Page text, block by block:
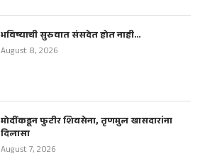
भविष्याची सुरुवात संसदेत होत नाही…
August 8, 2026
मोदींकडून फुटीर शिवसेना, तृणमुल खासदारांना
दिलासा
August 7, 2026